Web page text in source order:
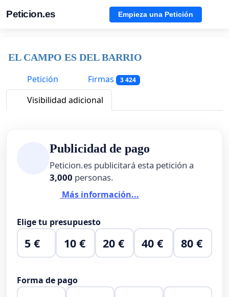
Peticion.es Empieza una Petición
EL CAMPO ES DEL BARRIO
Petición
Firmas 3 424
Visibilidad adicional
Publicidad de pago
Peticion.es publicitará esta petición a
3,000 personas.
Más información...
Elige tu presupuesto
5 € 10 € 20 € 40 € 80 €
Forma de pago